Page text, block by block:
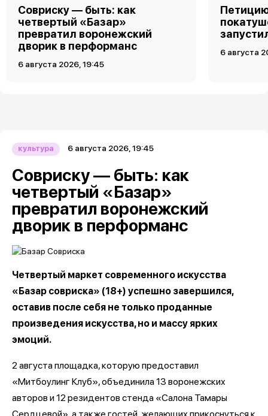
Совриску — быть: как
четвертый «Базар»
превратил воронежский
дворик в перформанс
6 августа 2026, 19:45
6 августа
культура 6 августа 2026, 19:45
Совриску — быть: как
четвертый «Базар»
превратил воронежский
дворик в перформанс
Четвертый маркет современного искусства
«Базар совриска» (18+) успешно завершился,
оставив после себя не только проданные
произведения искусства, но и массу ярких
эмоций.
2 августа площадка, которую предоставил
«Митбоулинг Клуб», объединила 13 воронежских
авторов и 12 резидентов стенда «Салона Тамары